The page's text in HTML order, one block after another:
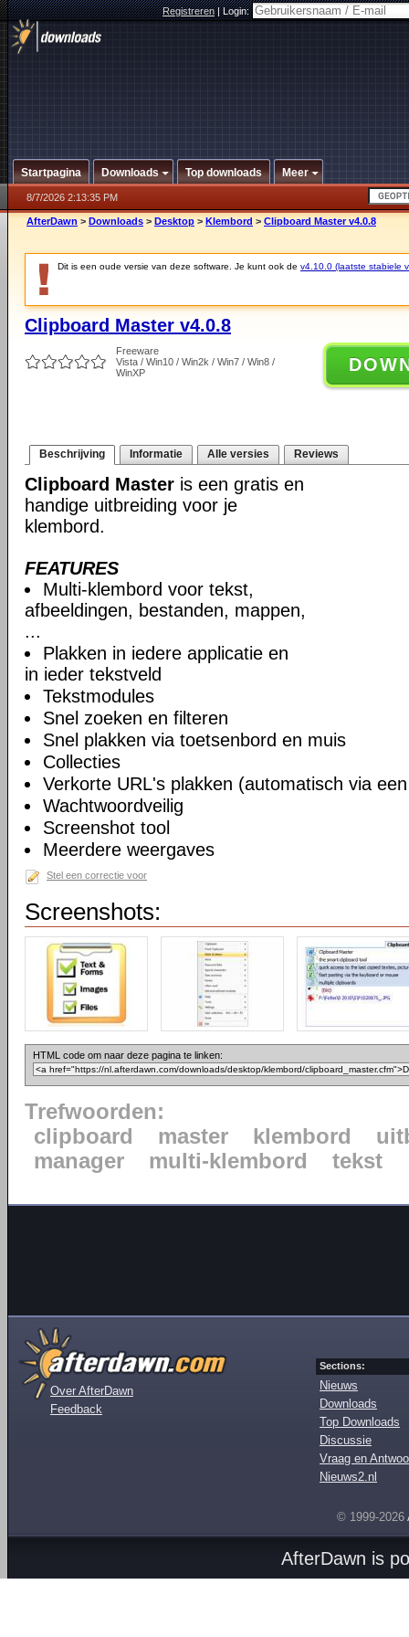
Registreren|Login:
Startpagina Downloads Top downloads Meer
8/7/2026 2:13:35 PM
AfterDawn > Downloads > Desktop > Klembord > Clipboard Master v4.0.8
Dit is een oude versie van deze software. Je kunt ook de v4.10.0 (laatste stabiele
Clipboard Master v4.0.8
Freeware
Vista / Win10 / Win2k / Win7 / Win8 /
WinXP
Beschrijving Informatie Alle versies Reviews
Clipboard Master is een gratis en
handige uitbreiding voor je
klembord.
FEATURES
Multi-klembord voor tekst,
afbeeldingen, bestanden, mappen,
...
Plakken in iedere applicatie en
in ieder tekstveld
Tekstmodules
Snel zoeken en filteren
Snel plakken via toetsenbord en muis
Collecties
Verkorte URL's plakken (automatisch via
Wachtwoordveilig
Screenshot tool
Meerdere weergaves
Stel een correctie voor
Screenshots:
HTML code om naar deze pagina te linken:
Trefwoorden:
clipboard
master klembord
manager
multi-klembord tekst
Over AfterDawn
Feedback
Sections:
Nieuws
Downloads
Top Downloads
Discussie
Vraag en
Nieuws2.nl
© 1999-2026
AfterDawn is